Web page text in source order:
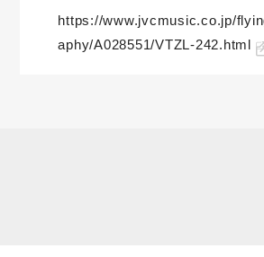
https://www.jvcmusic.co.jp/
aphy/A028551/VTZL-242.html